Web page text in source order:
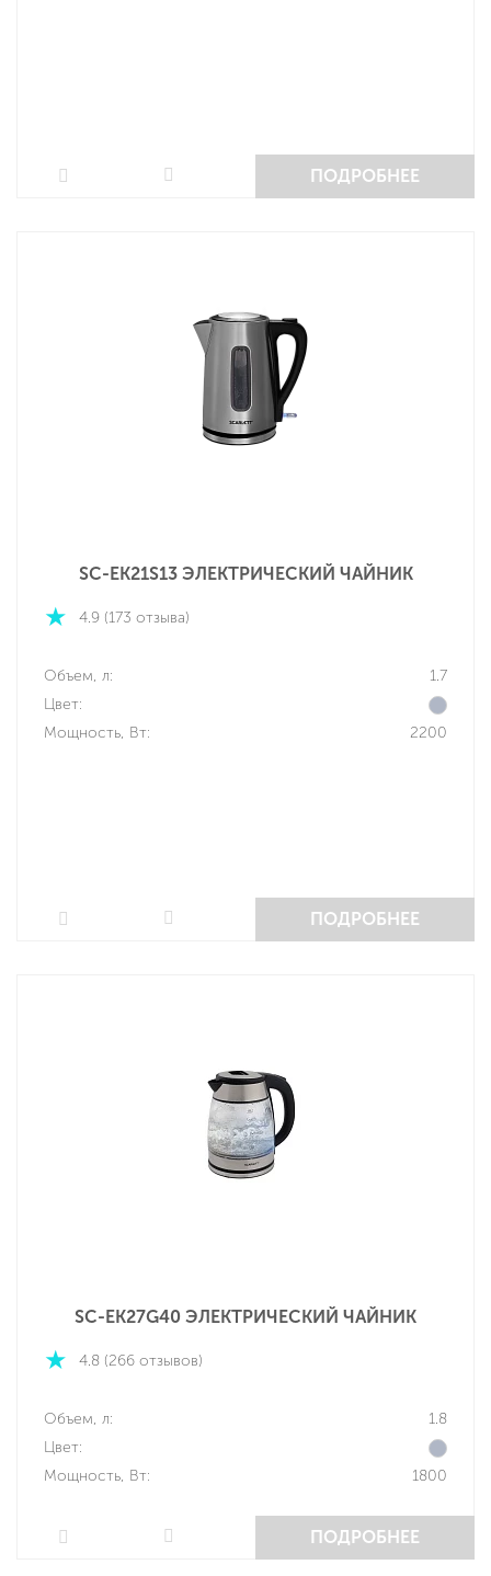
ПОДРОБНЕЕ
SC-EK21S13 ЭЛЕКТРИЧЕСКИЙ ЧАЙНИК
4.9 (173 отзыва)
Объем, л:
1.7
Цвет:
Мощность, Вт:
2200
ПОДРОБНЕЕ
SC-EK27G40 ЭЛЕКТРИЧЕСКИЙ ЧАЙНИК
4.8 (266 отзывов)
Объем, л:
1.8
Цвет:
Мощность, Вт:
1800
ПОДРОБНЕЕ